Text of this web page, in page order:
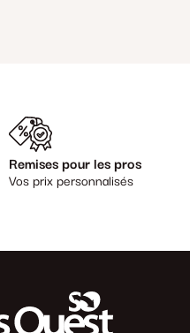
Remises pour les pros
Vos prix personnalisés